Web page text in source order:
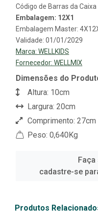
Código de Barras da
Embalagem: 12X1
Embalagem Master:
Validade: 01/01/2029
Marca: WELLKIDS
Fornecedor: WELLMIX
Dimensões do
Altura: 10cm
Largura: 20cm
Comprimento: 27cm
Peso: 0,640Kg
cadastre-se
Produtos